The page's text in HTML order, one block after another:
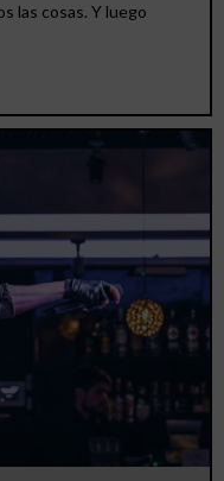
las cosas. Y luego